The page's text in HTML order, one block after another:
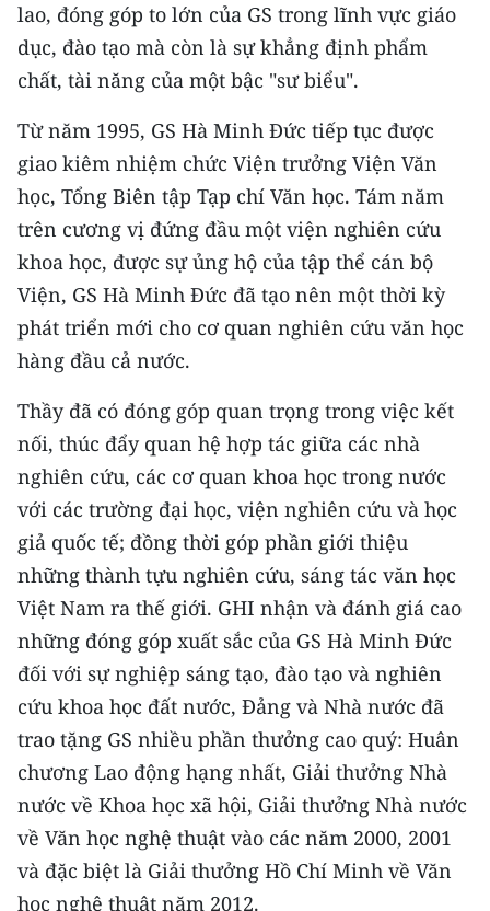
lao, đóng góp to lớn của GS trong lĩnh vực giáo
dục, đào tạo mà còn là sự khẳng định phẩm
chất, tài năng của một bậc "sư biểu".
Từ năm 1995, GS Hà Minh Đức tiếp tục được
giao kiêm nhiệm chức Viện trưởng Viện Văn
học, Tổng Biên tập Tạp chí Văn học. Tám năm
trên cương vị đứng đầu một viện nghiên cứu
khoa học, được sự ủng hộ của tập thể cán bộ
Viện, GS Hà Minh Đức đã tạo nên một thời kỳ
phát triển mới cho cơ quan nghiên cứu văn học
hàng đầu cả nước.
Thầy đã có đóng góp quan trọng trong việc kết
nối, thúc đẩy quan hệ hợp tác giữa các nhà
nghiên cứu, các cơ quan khoa học trong nước
với các trường đại học, viện nghiên cứu và học
giả quốc tế; đồng thời góp phần giới thiệu
những thành tựu nghiên cứu, sáng tác văn học
Việt Nam ra thế giới. GHI nhận và đánh giá cao
những đóng góp xuất sắc của GS Hà Minh Đức
đối với sự nghiệp sáng tạo, đào tạo và nghiên
cứu khoa học đất nước, Đảng và Nhà nước đã
trao tặng GS nhiều phần thưởng cao quý: Huân
chương Lao động hạng nhất, Giải thưởng Nhà
nước về Khoa học xã hội, Giải thưởng Nhà nước
về Văn học nghệ thuật vào các năm 2000, 2001
và đặc biệt là Giải thưởng Hồ Chí Minh về Văn
học nghệ thuật năm 2012.